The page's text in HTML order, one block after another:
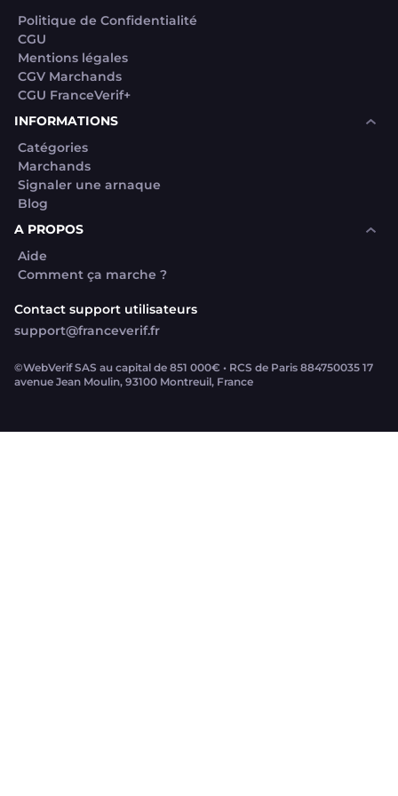
Politique de Confidentialité
CGU
Mentions légales
CGV Marchands
CGU FranceVerif+
INFORMATIONS
Catégories
Marchands
Signaler une arnaque
Blog
A PROPOS
Aide
Comment ça marche ?
Contact support utilisateurs
support@franceverif.fr
©WebVerif SAS au capital de 851 000€ • RCS de Paris 884750035 17
avenue Jean Moulin, 93100 Montreuil, France